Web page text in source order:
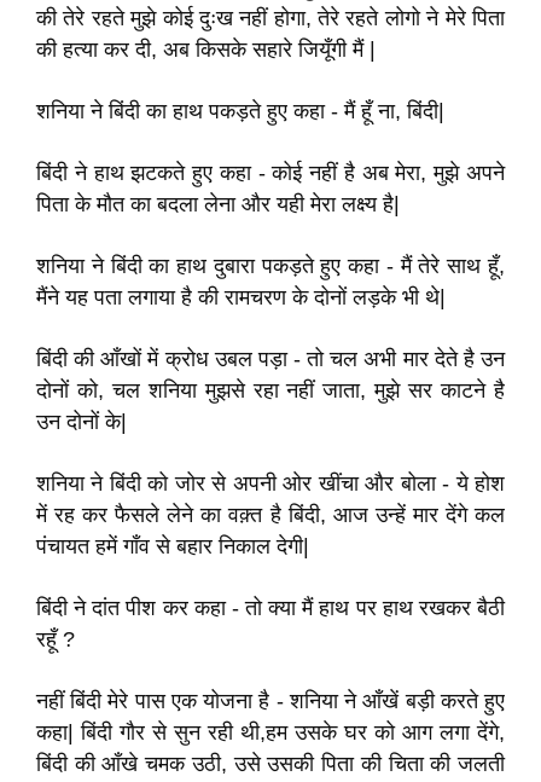
की तेरे रहते मुझे कोई दुःख नहीं होगा,तेरे रहते लोगो ने मेरे पिता
की हत्या कर दी, अब किसके सहारे जियूँगी मैं
शनिया ने बिंदी का हाथ पकड़ते हुए कहा - मैं हूँ ना,बिंदी|
बिंदी ने हाथ झटकते हुए कहा - कोई नहीं है अब मेरा,मुझे अपने
पिता के मौत का बदला लेना और यही मेरा लक्ष्य है
शनिया ने बिंदी का हाथ दुबारा पकड़ते हुए कहा - मैं तेरे साथ हूँ,
मैंने यह पता लगाया है की रामचरण के दोनों लड़के भी थे
बिंदी की आँखों में क्रोध उबल पड़ा - तो चल अभी मार देते है उन
दोनों को,चल शनिया मुझसे रहा नहीं जाता,मुझे सर काटने है
उन दोनों के|
शनिया ने बिंदी को जोर से अपनी ओर खींचा और बोला - ये होश
में रह कर फैसले लेने का वक़्त है बिंदी, आज उन्हें मार देंगे कल
पंचायत हमें गाँव से बहार निकाल देगी|
बिंदी ने दांत पीश कर कहा - तो क्या मैं हाथ पर हाथ रखकर बैठी
रहूँ ?
नहीं बिंदी मेरे पास एक योजना है - शनिया ने आँखें बड़ी करते हुए
कहा|बिंदी गौर से सुन रही थी,हम उसके घर को आग लगा देंगे,
बिंदी की आँखे चमक उठी,उसे उसकी पिता की चिता की जलती